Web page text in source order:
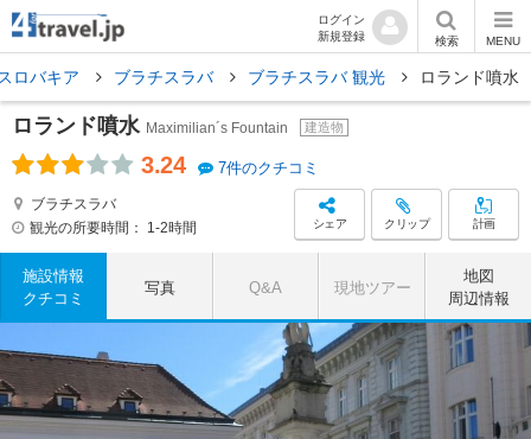
ログイン
新規登録
検索 MENU
ロバキア ブラチスラバ ブラチスラバ 観光 ロランド噴水
ロランド噴水 Maximilian´s Fountain 建造物
3.24 7件のクチコミ
ブラチスラバ
観光の所要時間：
1-2時間 シェア クリップ 計画
施設情報
クチコミ
写真 Q&A 現地ツアー
地図
周辺情報